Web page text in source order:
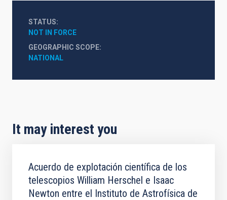
STATUS
NOT IN FORCE
GEOGRAPHIC SCOPE
NATIONAL
It may interest you
Acuerdo de explotación científica de los
telescopios William Herschel e Isaac
Newton entre el Instituto de Astrofísica de